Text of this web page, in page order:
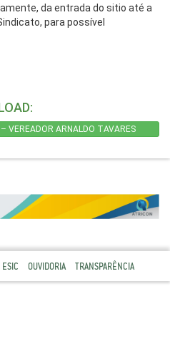
da entrada do sitio até a
para possível
VEREADOR ARNALDO TAVARES
ESIC OUVIDORIA TRANSPARÊNCIA